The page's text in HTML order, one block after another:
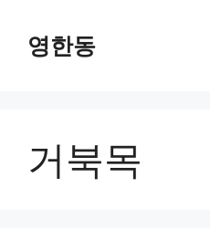
영한동
거북목